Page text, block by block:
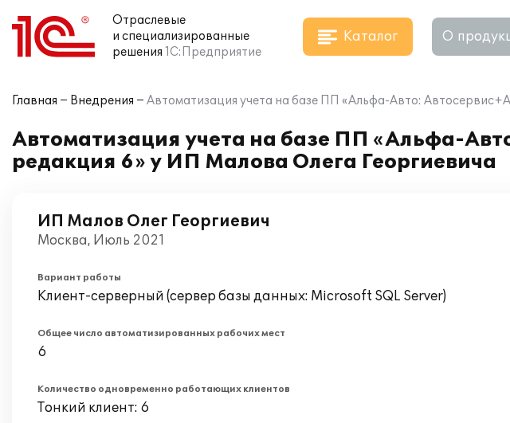
Отраслевые
и специализированные
решения 1С:Предприятие
Каталог О
Главная Внедрения Автоматизация учета на базе ПП «Альфа-Авто:
Автоматизация учета на базе ПП «Альфа-
редакция 6» у ИП Малова Олега Георгиевича
ИП Малов Олег Георгиевич
Москва, Июль 2021
Вариант работы
Клиент-серверный (сервер базы данных: Microsoft SQL Server)
Общее число автоматизированных рабочих мест
6
Количество одновременно работающих клиентов
Тонкий клиент: 6